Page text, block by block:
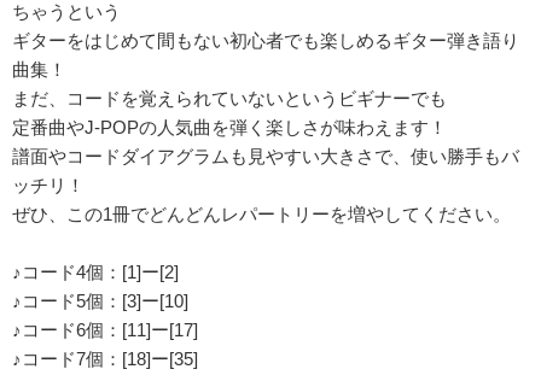
ちゃうという
ギターをはじめて間もない初心者でも楽しめるギター弾き語り
曲集！
まだ、コードを覚えられていないというビギナーでも
定番曲やJ-POPの人気曲を弾く楽しさが味わえます！
譜面やコードダイアグラムも見やすい大きさで、使い勝手もバ
ッチリ！
ぜひ、この1冊でどんどんレパートリーを増やしてください。
♪コード4個：[1]ー[2]
♪コード5個：[3]ー[10]
♪コード6個：[11]ー[17]
♪コード7個：[18]ー[35]